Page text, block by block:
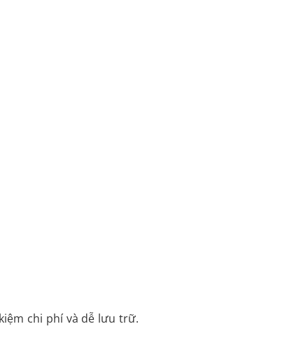
chi phí và dễ lưu trữ.